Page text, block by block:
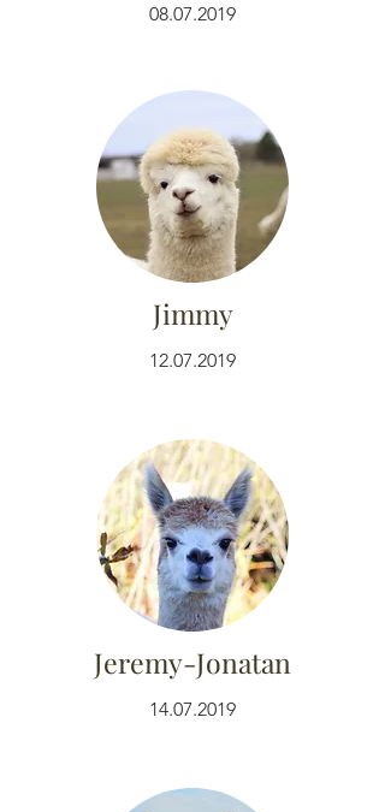
08.07.2019
Jimmy
12.07.2019
Jeremy-Jonatan
14.07.2019